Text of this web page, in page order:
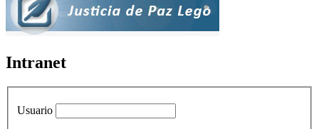
Intranet
Usuario